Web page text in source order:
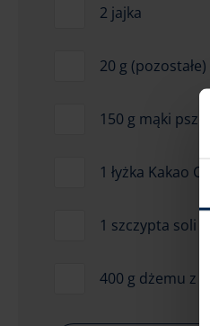
2 jajka
20 g
150 g mąki
1 łyżka Kakao
1 szczypta soli
400 g dżemu z